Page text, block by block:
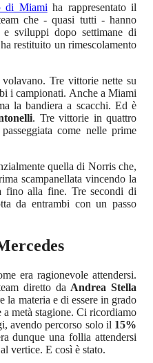
di Miami ha rappresentato il
che - quasi tutti - hanno
sviluppi dopo settimane di
restituito un rimescolamento
volavano. Tre vittorie nette su
i campionati. Anche a Miami
la bandiera a scacchi. Ed è
. Tre vittorie in quattro
come nelle prime
quella di Norris che,
scampanellata vincendo la
fino alla fine. Tre secondi di
da entrambi con un passo
era ragionevole attendersi.
diretto da Andrea Stella
la materia e di essere in grado
a metà stagione. Ci ricordiamo
avendo percorso solo il 15%
dunque una follia attendersi
vertice. E così è stato.